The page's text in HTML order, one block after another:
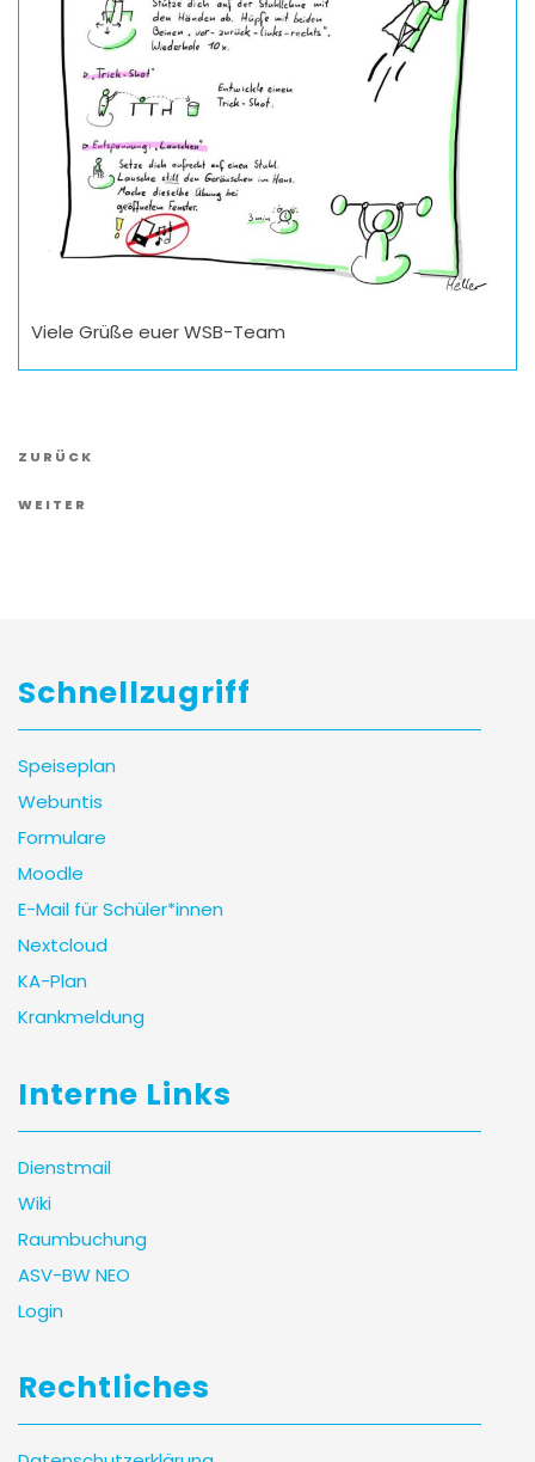
Viele Grüße euer WSB-Team
Vorheriger
ZURÜCK
Nächster
WEITER
Schnellzugriff
Speiseplan
Webuntis
Formulare
Moodle
E-Mail für Schüler*innen
Nextcloud
KA-Plan
Krankmeldung
Interne Links
Dienstmail
Wiki
Raumbuchung
ASV-BW NEO
Login
Rechtliches